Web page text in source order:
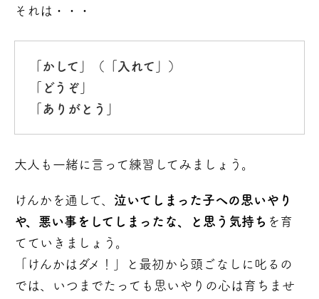
それは・・・
「かして」（「入れて」）
「どうぞ」
「ありがとう」
大人も一緒に言って練習してみましょう。
けんかを通して、 泣いてしまった子への思いやり
や、悪い事をしてしまったな、と思う気持ち を育
てていきましょう。
「けんかはダメ！」と最初から頭ごなしに叱るの
では、いつまでたっても思いやりの心は育ちませ